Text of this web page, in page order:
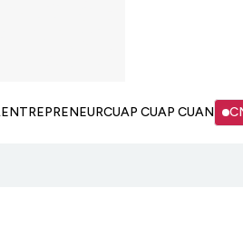
ENTREPRENEURCUAP CUAP CUAN